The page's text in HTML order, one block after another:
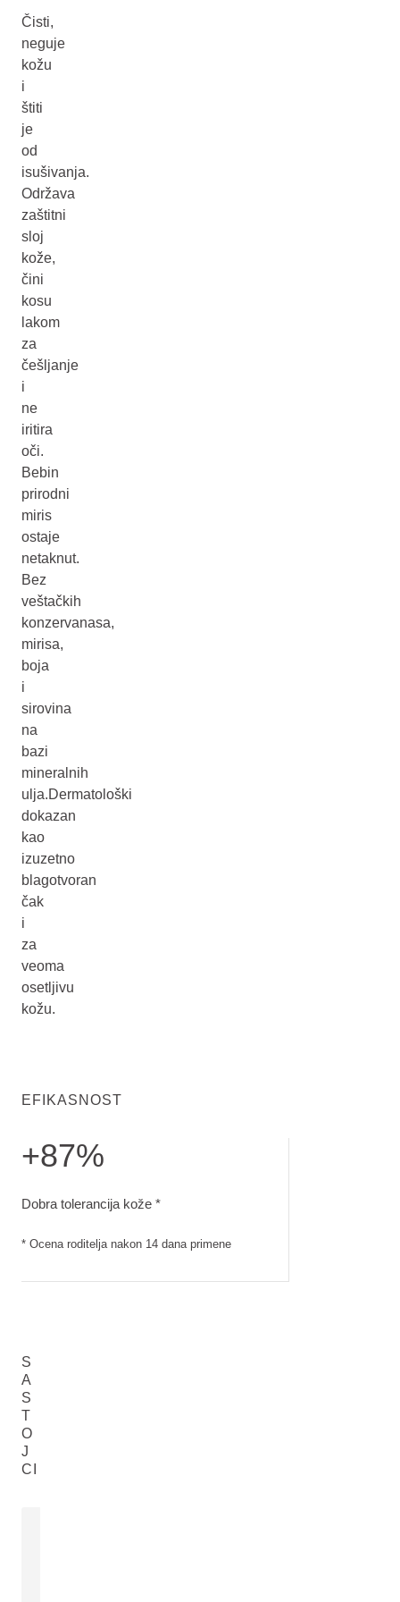
Čisti,
neguje
kožu
i
štiti
je
od
isušivanja.
Održava
zaštitni
sloj
kože,
čini
kosu
lakom
za
češljanje
i
ne
iritira
oči.
Bebin
prirodni
miris
ostaje
netaknut.
Bez
veštačkih
konzervanasa,
mirisa,
boja
i
sirovina
na
bazi
mineralnih
ulja.Dermatološki
dokazan
kao
izuzetno
blagotvoran
čak
i
za
veoma
osetljivu
kožu.
EFIKASNOST
+87%
Dobra tolerancija kože *
* Ocena roditelja nakon 14 dana primene
S
A
S
T
O
J
CI